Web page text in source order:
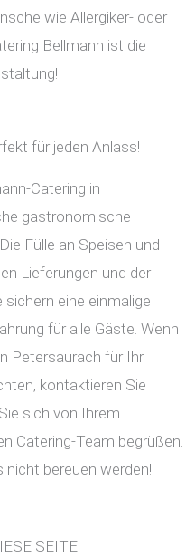
wie Allergiker- oder
Bellmann ist die
für jeden Anlass!
Catering in
gastronomische
Fülle an Speisen und
Lieferungen und der
eine einmalige
für alle Gäste. Wenn
Petersaurach für Ihr
kontaktieren Sie
sich von Ihrem
Catering-Team begrüßen.
nicht bereuen werden!
SEITE: